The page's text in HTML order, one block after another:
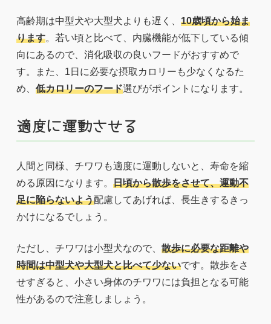
高齢期は中型犬や大型犬よりも遅く、 10歳頃から始ま
ります。若い頃と比べて、内臓機能が低下している傾
向にあるので、消化吸収の良いフードがおすすめで
す。また、1日に必要な摂取カロリーも少なくなるた
め、 低カロリーのフード選びがポイントになります。
適度に運動させる
人間と同様、チワワも適度に運動しないと、寿命を縮
める原因になります。 日頃から散歩をさせて、運動不
足に陥らないよう配慮してあげれば、長生きするきっ
かけになるでしょう。
ただし、チワワは小型犬なので、 散歩に必要な距離や
時間は中型犬や大型犬と比べて少ないです。散歩をさ
せすぎると、小さい身体のチワワには負担となる可能
性があるので注意しましょう。